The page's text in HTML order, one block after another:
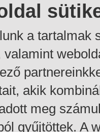
a tartalmak
valamint
akik
meg
gyűjtöttek. A